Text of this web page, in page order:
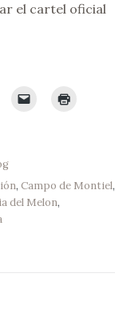
el cartel oficial
,Campo de Montiel,
del Melon,